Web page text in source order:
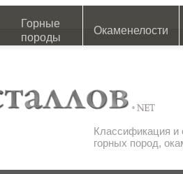
Горные
породы
Окаменелости
Классификация и
горных пород,